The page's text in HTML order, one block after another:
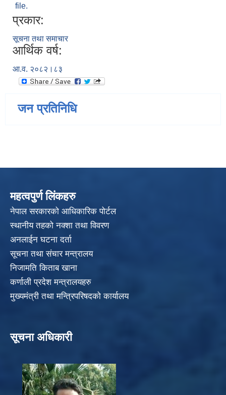
file.
प्रकार:
सूचना तथा समाचार
आर्थिक वर्ष:
आ.व. २०८२।८३
जन प्रतिनिधि
महत्वपुर्ण लिंकहरु
नेपाल सरकारको आधिकारिक पोर्टल
स्थानीय तहको नक्शा तथा विवरण
अनलाईन घटना दर्ता
सूचना तथा संचार मन्त्रालय
निजामति किताब खाना
कर्णाली प्रदेश मन्त्रालयहरु
मुख्यमंत्री तथा मन्त्रिपरिषदको कार्यालय
सूचना अधिकारी